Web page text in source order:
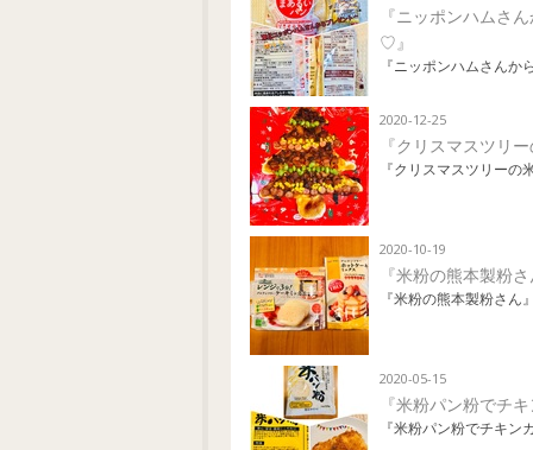
『ニッポンハムさ
♡』
『ニッポンハムさん
2020-12-25
『クリスマスツリ
『クリスマスツリー
2020-10-19
『米粉の熊本製粉
『米粉の熊本製粉さ
2020-05-15
『米粉パン粉でチ
『米粉パン粉でチキ